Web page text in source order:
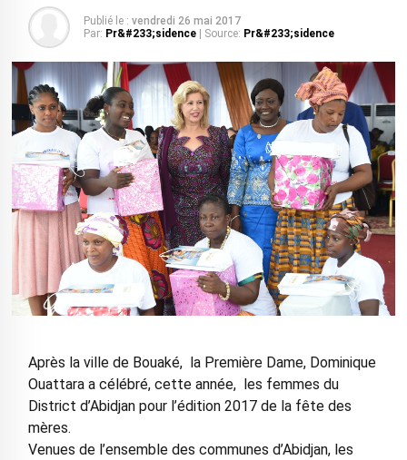
Publié le : vendredi 26 mai 2017
Par: Pr&#233;sidence | Source: Pr&#233;sidence
Après la ville de Bouaké, la Première Dame, Dominique
Ouattara a célébré, cette année, les femmes du
District d’Abidjan pour l’édition 2017 de la fête des
mères.
Venues de l’ensemble des communes d’Abidjan, les